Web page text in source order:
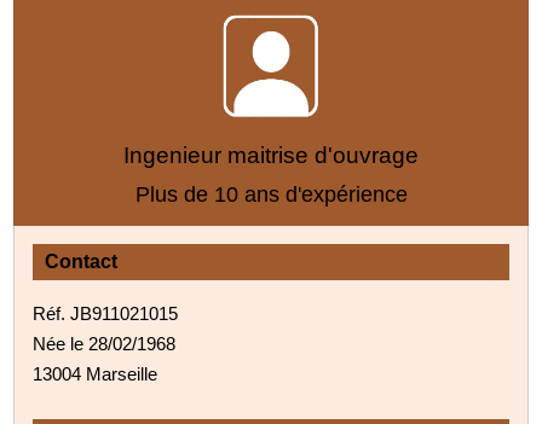
Ingenieur maitrise d'ouvrage
Plus de 10 ans d'expérience
Contact
Réf. JB911021015
Née le 28/02/1968
13004 Marseille